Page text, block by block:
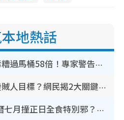
地熱話
行李清潔｜車轆污糟過馬桶58倍！專家警告忌用酒精抹 教1招免污手除菌
裝修拆鐵閘隨時變賊人目標？網民揭2大關鍵用途：裝新式等於白裝？附新舊鐵閘分別
鬼門開2026｜農曆七月撞正日全食特別邪？專家警告切忌做一事！揭4大禁忌+2招保平安